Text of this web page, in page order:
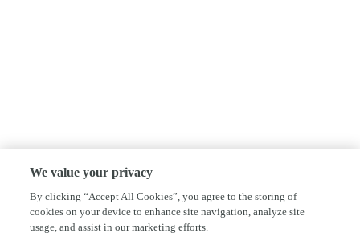
We value your privacy
By clicking “Accept All Cookies”, you agree to the storing of
cookies on your device to enhance site navigation, analyze site
usage, and assist in our marketing efforts.